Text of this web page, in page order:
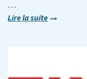
…
Lire la suite